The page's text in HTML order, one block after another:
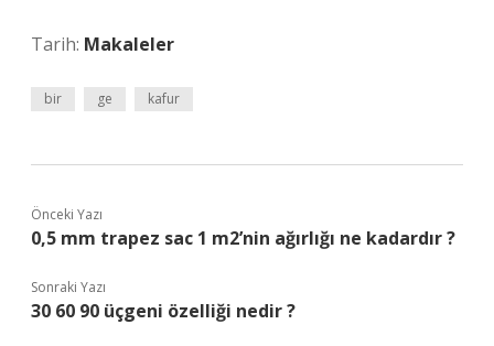
Tarih: Makaleler
bir ge kafur
Önceki Yazı
0,5 mm trapez sac 1 m2’nin ağırlığı ne kadardır ?
Sonraki Yazı
30 60 90 üçgeni özelliği nedir ?